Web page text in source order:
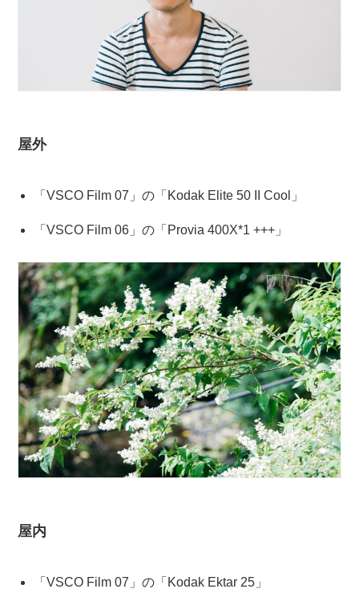
屋外
「VSCO Film 07」の「Kodak Elite 50 II Cool」
「VSCO Film 06」の「Provia 400X*1 +++」
屋内
「VSCO Film 07」の「Kodak Ektar 25」